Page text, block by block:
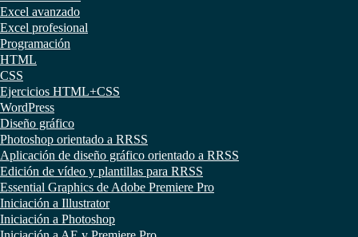
Excel avanzado
Excel profesional
Programación
HTML
CSS
Ejercicios HTML+CSS
WordPress
Diseño gráfico
Photoshop orientado a RRSS
Aplicación de diseño gráfico orientado a RRSS
Edición de vídeo y plantillas para RRSS
Essential Graphics de Adobe Premiere Pro
Iniciación a Illustrator
Iniciación a Photoshop